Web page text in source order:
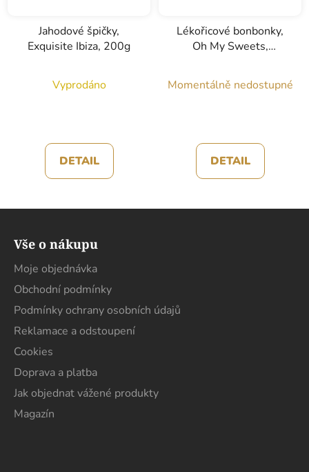
Jahodové špičky,
Exquisite Ibiza, 200g
Vyprodáno
DETAIL
Lékořicové bonbonky,
Oh My Sweets,
Momentálně nedostupné
DETAIL
Vše o nákupu
Moje objednávka
Obchodní podmínky
Podmínky ochrany osobních údajů
Reklamace a odstoupení
Cookies
Doprava a platba
Jak objednat vážené produkty
Magazín